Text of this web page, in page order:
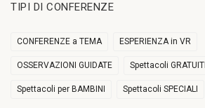
TIPI DI CONFERENZE
CONFERENZE a TEMA ESPERIENZA in VR
OSSERVAZIONI GUIDATE Spettacoli GRATUITI
Spettacoli per BAMBINI Spettacoli SPECIALI